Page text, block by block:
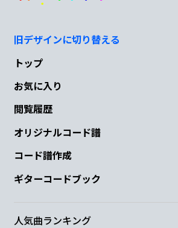
旧デザインに切り替える
トップ
お気に入り
閲覧履歴
オリジナルコード譜
コード譜作成
ギターコードブック
人気曲ランキング